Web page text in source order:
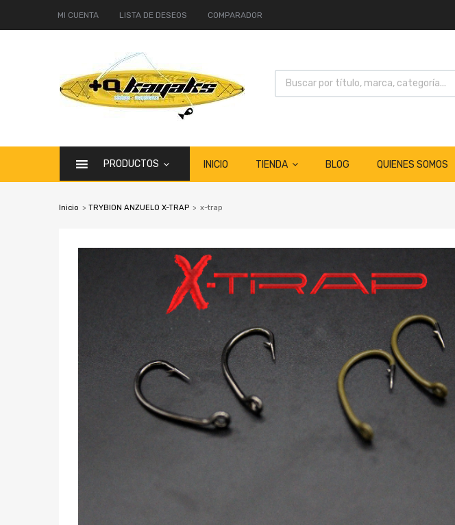
MI CUENTA LISTA DE DESEOS COMPARADOR
PRODUCTOS INICIO TIENDA BLOG QUIENES SOMOS
Inicio > TRYBION ANZUELO X-TRAP > x-trap